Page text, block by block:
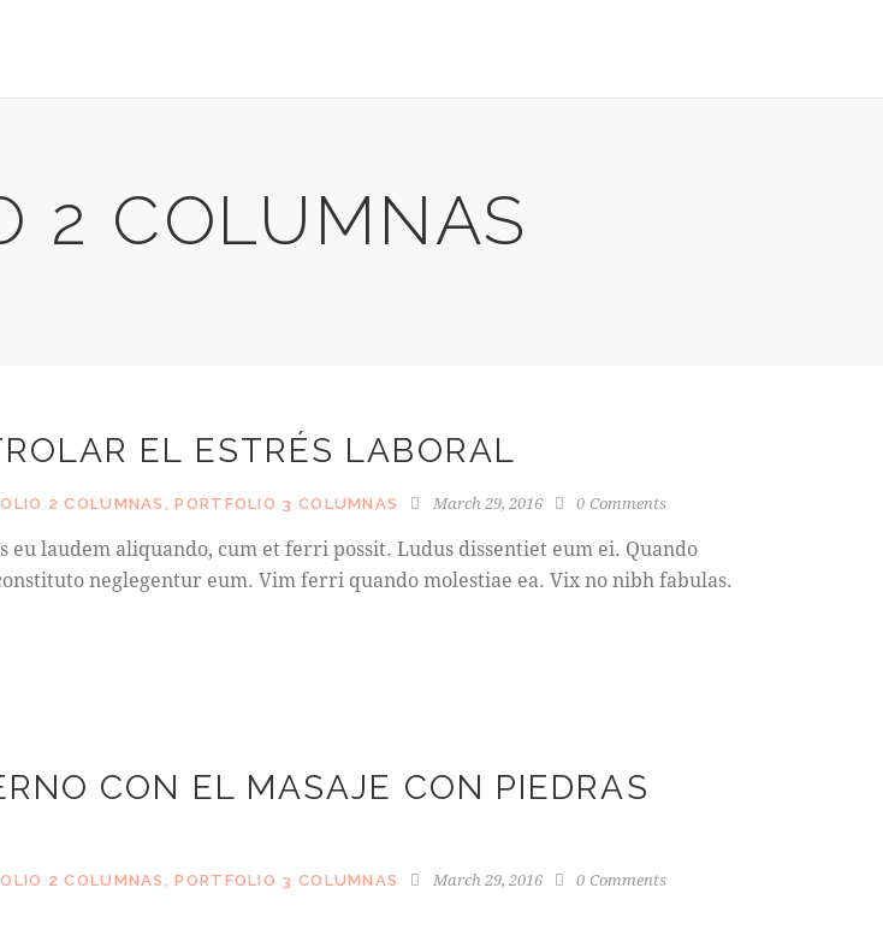
2 COLUMNAS
EL ESTRÉS LABORAL
2 COLUMNAS ,PORTFOLIO 3 COLUMNAS March 29, 2016 0 Comments
laudem aliquando, cum et ferri possit. Ludus dissentiet eum ei. Quando
neglegentur eum. Vim ferri quando molestiae ea. Vix no nibh fabulas.
CON EL MASAJE CON PIEDRAS
2 COLUMNAS ,PORTFOLIO 3 COLUMNAS March 29, 2016 0 Comments